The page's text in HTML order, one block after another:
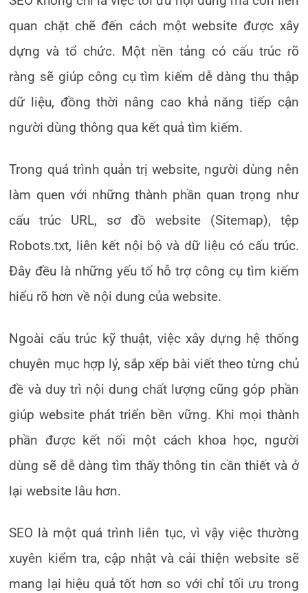
quan chặt chẽ đến cách một website được xây
dựng và tổ chức. Một nền tảng có cấu trúc rõ
ràng sẽ giúp công cụ tìm kiếm dễ dàng thu thập
dữ liệu, đồng thời nâng cao khả năng tiếp cận
người dùng thông qua kết quả tìm kiếm.
Trong quá trình quản trị website, người dùng nên
làm quen với những thành phần quan trọng như
cấu trúc URL, sơ đồ website (Sitemap), tệp
Robots.txt, liên kết nội bộ và dữ liệu có cấu trúc.
Đây đều là những yếu tố hỗ trợ công cụ tìm kiếm
hiểu rõ hơn về nội dung của website.
Ngoài cấu trúc kỹ thuật, việc xây dựng hệ thống
chuyên mục hợp lý, sắp xếp bài viết theo từng chủ
đề và duy trì nội dung chất lượng cũng góp phần
giúp website phát triển bền vững. Khi mọi thành
phần được kết nối một cách khoa học, người
dùng sẽ dễ dàng tìm thấy thông tin cần thiết và ở
lại website lâu hơn.
SEO là một quá trình liên tục, vì vậy việc thường
xuyên kiểm tra, cập nhật và cải thiện website sẽ
mang lại hiệu quả tốt hơn so với chỉ tối ưu trong